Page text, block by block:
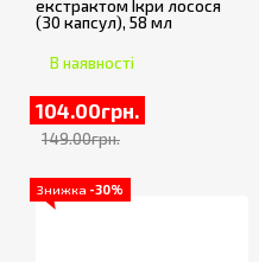
екстрактом Ікри лосося
(30 капсул), 58 мл
В наявності
104.00грн.
149.00грн.
Знижка -30%